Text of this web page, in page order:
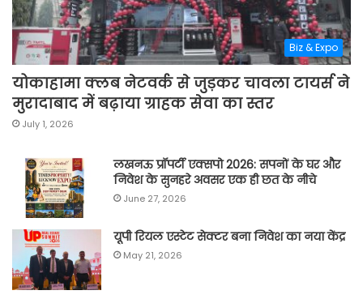
Biz & Expo
योकाहामा क्लब नेटवर्क से जुड़कर चावला टायर्स ने
मुरादाबाद में बढ़ाया ग्राहक सेवा का स्तर
July 1, 2026
लखनऊ प्रॉपर्टी एक्सपो 2026: सपनों के घर और
निवेश के सुनहरे अवसर एक ही छत के नीचे
June 27, 2026
यूपी रियल एस्टेट सेक्टर बना निवेश का नया केंद्र
May 21, 2026